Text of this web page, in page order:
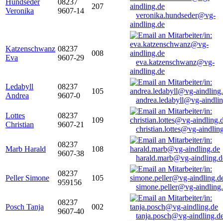
Hundseder
Veronika
08237
9607-14
207
veronika.hundseder@vg-
aindling.de
Katzenschwanz
Eva
08237
9607-29
008
eva.katzenschwanz@vg-
aindling.de
Ledabyll
Andrea
08237
9607-0
105
andrea.ledabyll@vg-
Lottes
Christian
08237
9607-21
109
christian.lottes@vg-
Marb Harald
08237
9607-38
108
harald.marb@vg-
Peller Simone
08237
959156
105
simone.peller@vg-
Posch Tanja
08237
9607-40
002
tanja.posch@vg-